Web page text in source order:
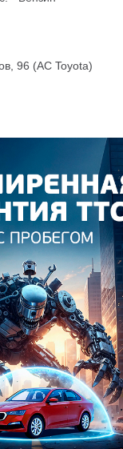
96 (АС Toyota)